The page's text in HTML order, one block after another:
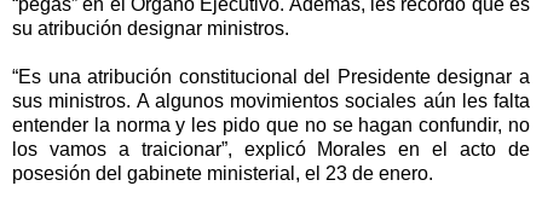
su atribución designar ministros.
“Es una atribución constitucional del Presidente designar a
sus ministros. A algunos movimientos sociales aún les falta
entender la norma y les pido que no se hagan confundir, no
los vamos a traicionar”, explicó Morales en el acto de
posesión del gabinete ministerial, el 23 de enero.